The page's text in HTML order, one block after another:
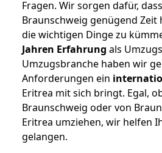
Fragen. Wir sorgen dafür,
Braunschweig genügend Zeit
die wichtigen Dinge zu
Jahren Erfahrung als
Umzugsbranche haben wir
Anforderungen ein
Eritrea mit sich bringt. Egal,
Braunschweig oder von
Eritrea umziehen, wir helfen
gelangen.